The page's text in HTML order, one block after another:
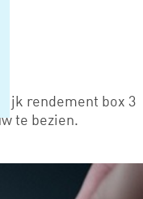
rendement box 3
te bezien.